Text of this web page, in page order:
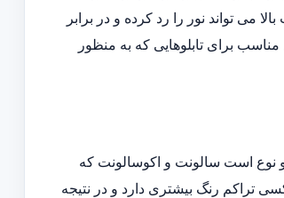
می تواند نور را رد کرده و در برابر
برای تابلوهایی که به منظور
نوع است سالونت و اکوسالونت که
تراکم رنگ بیشتری دارد و در نتیجه